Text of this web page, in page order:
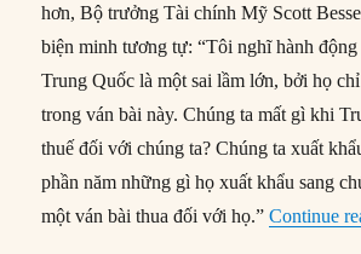
hơn, Bộ trưởng Tài chính Mỹ Scott
biện minh tương tự: “Tôi nghĩ hành động
Trung Quốc là một sai lầm lớn, bởi họ
trong ván bài này. Chúng ta mất gì khi
thuế đối với chúng ta? Chúng ta xuất
phần năm những gì họ xuất khẩu sang
một ván bài thua đối với họ.”Continue